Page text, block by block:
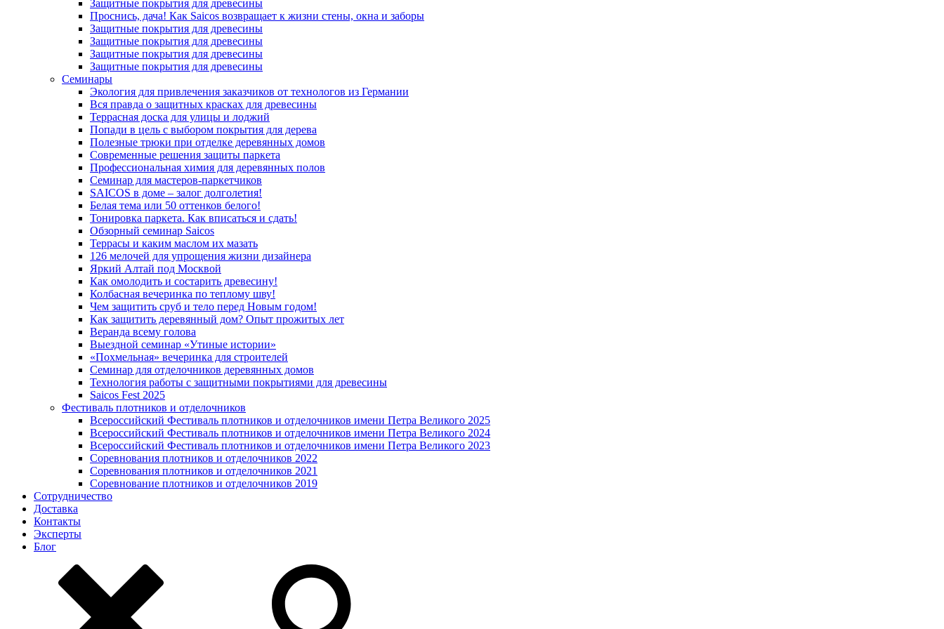
Защитные покрытия для древесины
Проснись, дача! Как Saicos возвращает к жизни стены, окна и заборы
Защитные покрытия для древесины
Защитные покрытия для древесины
Защитные покрытия для древесины
Защитные покрытия для древесины
Семинары
Экология для привлечения заказчиков от технологов из Германии
Вся правда о защитных красках для древесины
Террасная доска для улицы и лоджий
Попади в цель с выбором покрытия для дерева
Полезные трюки при отделке деревянных домов
Современные решения защиты паркета
Профессиональная химия для деревянных полов
Семинар для мастеров-паркетчиков
SAICOS в доме – залог долголетия!
Белая тема или 50 оттенков белого!
Тонировка паркета. Как вписаться и сдать!
Обзорный семинар Saicos
Террасы и каким маслом их мазать
126 мелочей для упрощения жизни дизайнера
Яркий Алтай под Москвой
Как омолодить и состарить древесину!
Колбасная вечеринка по теплому шву!
Чем защитить сруб и тело перед Новым годом!
Как защитить деревянный дом? Опыт прожитых лет
Веранда всему голова
Выездной семинар «Утиные истории»
«Похмельная» вечеринка для строителей
Семинар для отделочников деревянных домов
Технология работы с защитными покрытиями для древесины
Saicos Fest 2025
Фестиваль плотников и отделочников
Всероссийский Фестиваль плотников и отделочников имени Петра Великого 2025
Всероссийский Фестиваль плотников и отделочников имени Петра Великого 2024
Всероссийский Фестиваль плотников и отделочников имени Петра Великого 2023
Соревнования плотников и отделочников 2022
Соревнования плотников и отделочников 2021
Соревнование плотников и отделочников 2019
Сотрудничество
Доставка
Контакты
Эксперты
Блог